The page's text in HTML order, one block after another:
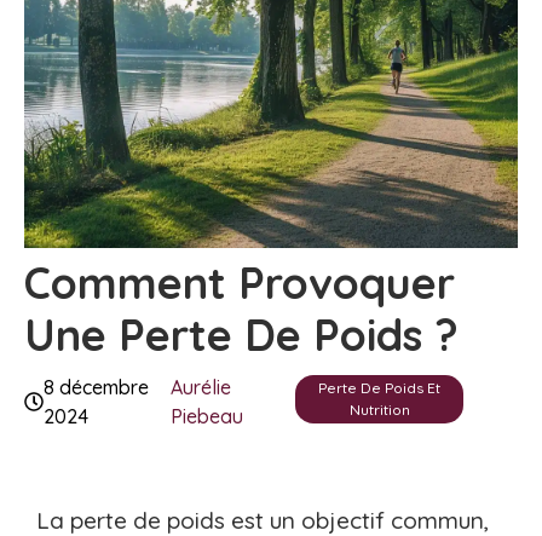
Comment Provoquer
Une Perte De Poids ?
8 décembre
2024
Aurélie
Piebeau
Perte De Poids Et
Nutrition
La perte de poids est un objectif commun,